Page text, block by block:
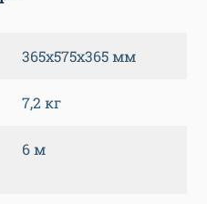
365x575x365 мм
7,2 кг
6 м